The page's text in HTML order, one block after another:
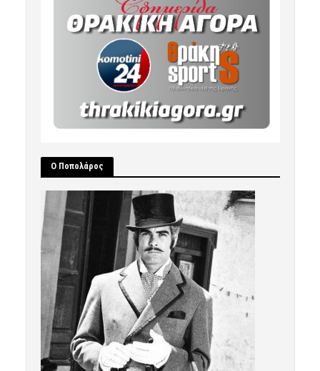
Ο Ποπολάρος